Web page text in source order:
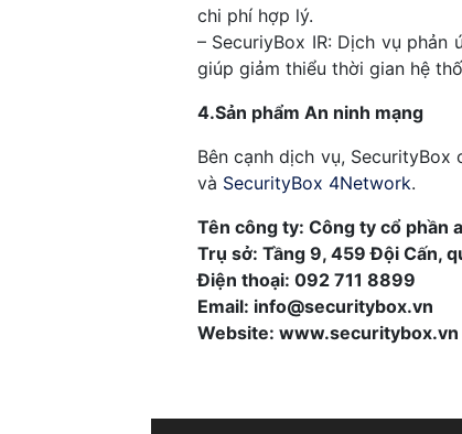
chi phí hợp lý.
– SecuriyBox IR: Dịch vụ
giúp giảm thiểu thời gian hệ
4.Sản phẩm An ninh mạng
Bên cạnh dịch vụ,
và SecurityBox 4Network.
Tên công ty: Công ty cổ phần
Trụ sở: Tầng 9, 459 Đội Cấn,
Điện thoại: 092 711 8899
Email: info@securitybox.vn
Website: www.securitybox.vn